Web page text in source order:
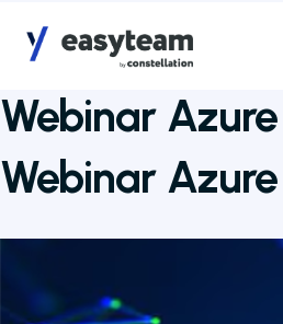
Webinar Azure
Webinar Azure